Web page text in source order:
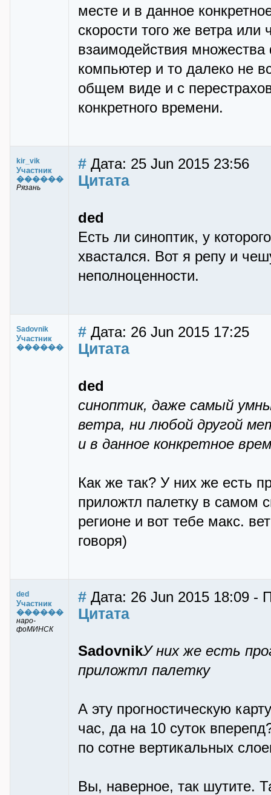
месте и в данное
скорости того же ветра или
взаимодействия множества
компьютер и то далеко не
общем виде и с
конкретного времени.
kir_vik
Участник
������
Рязань
# Дата: 25 Jun 2015 23:56
Цитата
ded
Есть ли синоптик, у
хвастался. Вот я репу и
неполноценности.
Sadovnik
Участник
������
# Дата: 26 Jun 2015 17:25
Цитата
ded
синоптик, даже самый
ветра, ни любой другой
и в данное конкретное
Как же так? У них же есть
приложтл палетку в самом
регионе и вот тебе макс.
говоря)
ded
Участник
������
наро-
фоМИНСК
# Дата: 26 Jun 2015 18:09 -
Цитата
SadovnikУ них же есть
приложтл палетку
А эту прогностическую
час, да на 10 суток
по сотне вертикальных
Вы, наверное, так шутите.